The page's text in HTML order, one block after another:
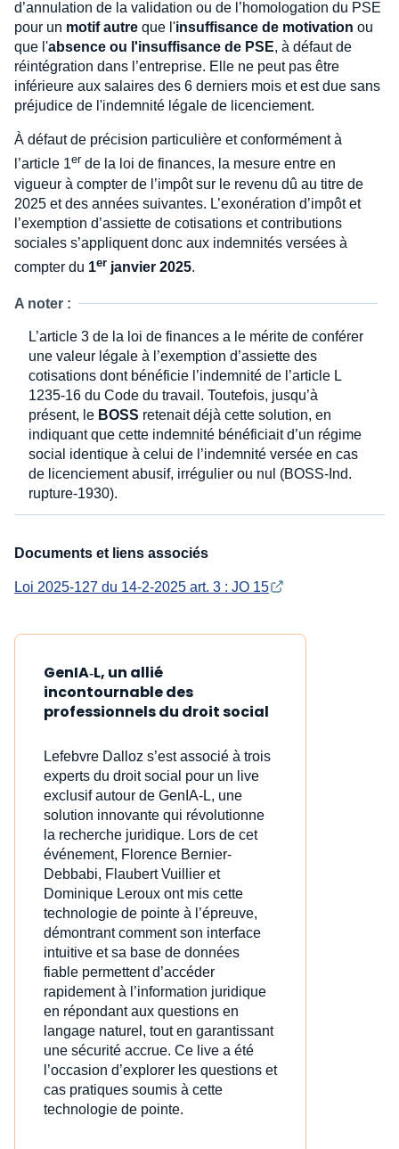
d’annulation de la validation ou de l’homologation du PSE
pour un motif autre que l'insuffisance de motivation ou
que l'absence ou l'insuffisance de PSE, à défaut de
réintégration dans l’entreprise. Elle ne peut pas être
inférieure aux salaires des 6 derniers mois et est due sans
préjudice de l'indemnité légale de licenciement.
À défaut de précision particulière et conformément à
l’article 1er de la loi de finances, la mesure entre en
vigueur à compter de l’impôt sur le revenu dû au titre de
2025 et des années suivantes. L’exonération d’impôt et
l’exemption d’assiette de cotisations et contributions
sociales s’appliquent donc aux indemnités versées à
compter du 1er janvier 2025.
A noter :
L’article 3 de la loi de finances a le mérite de conférer
une valeur légale à l’exemption d’assiette des
cotisations dont bénéficie l’indemnité de l’article L
1235-16 du Code du travail. Toutefois, jusqu’à
présent, le BOSS retenait déjà cette solution, en
indiquant que cette indemnité bénéficiait d’un régime
social identique à celui de l’indemnité versée en cas
de licenciement abusif, irrégulier ou nul (BOSS-Ind.
rupture-1930).
Documents et liens associés
Loi 2025-127 du 14-2-2025 art. 3 : JO 15
GenIA‑L, un allié
incontournable des
professionnels du droit social
Lefebvre Dalloz s’est associé à trois
experts du droit social pour un live
exclusif autour de GenIA‑L, une
solution innovante qui révolutionne
la recherche juridique. Lors de cet
événement, Florence Bernier-
Debbabi, Flaubert Vuillier et
Dominique Leroux ont mis cette
technologie de pointe à l’épreuve,
démontrant comment son interface
intuitive et sa base de données
fiable permettent d’accéder
rapidement à l’information juridique
en répondant aux questions en
langage naturel, tout en garantissant
une sécurité accrue. Ce live a été
l’occasion d’explorer les questions et
cas pratiques soumis à cette
technologie de pointe.